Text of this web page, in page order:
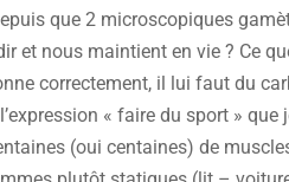
que 2 microscopiques
et nous maintient en vie ? Ce
correctement, il lui faut du
« faire du sport »
(oui centaines) de